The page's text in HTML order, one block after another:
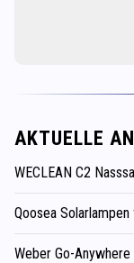
AKTUELLE
WECLEAN C2
Qoosea
Weber Go-